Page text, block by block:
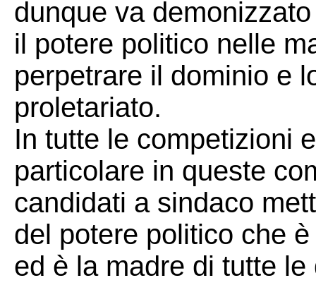
dunque va
il potere politico nelle
perpetrare il dominio e
proletariato.
In tutte le competizioni
particolare in queste
candidati a sindaco
del potere politico che
ed è la madre di tutte le